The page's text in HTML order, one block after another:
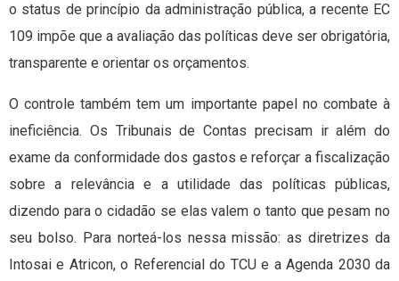
o status de princípio da administração pública, a recente EC
109 impõe que a avaliação das políticas deve ser obrigatória,
transparente e orientar os orçamentos.
O controle também tem um importante papel no combate à
ineficiência. Os Tribunais de Contas precisam ir além do
exame da conformidade dos gastos e reforçar a fiscalização
sobre a relevância e a utilidade das políticas públicas,
dizendo para o cidadão se elas valem o tanto que pesam no
seu bolso. Para norteá-los nessa missão: as diretrizes da
Intosai e Atricon, o Referencial do TCU e a Agenda 2030 da